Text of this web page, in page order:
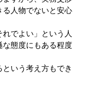
人物でないと安心
れでよい」という人
態度にもある程度
いう考え方もでき